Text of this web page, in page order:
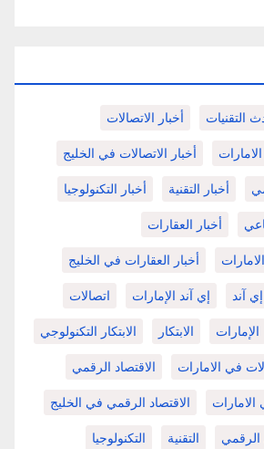
التقنيات أخبار الاتصالات
أخبار الاتصالات في الخليج
أخبار التقنية أخبار التكنولوجيا
أخبار العقارات
أخبار العقارات في الخليج
إي آند إي آند الإمارات اتصالات
الإمارات الابتكار الابتكار التكنولوجي
في الامارات الاقتصاد الرقمي
الامارات الاقتصاد الرقمي في الخليج
الرقمي التقنية التكنولوجيا